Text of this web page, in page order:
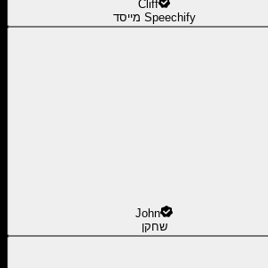
Cliff
מייסד Speechify
John
שחקן